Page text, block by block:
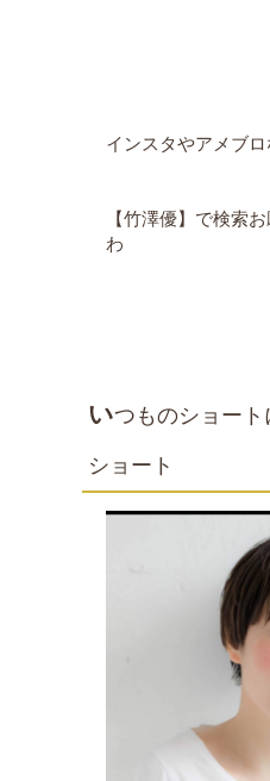
インスタやアメブ
【竹澤優】で検索
わ
いつものショー
ショート